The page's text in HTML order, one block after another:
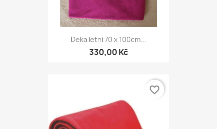
Deka letní 70 x 100cm...
330,00 Kč
favorite_border